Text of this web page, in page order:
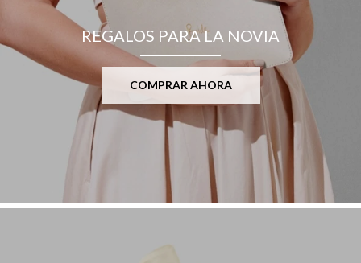
REGALOS PARA LA NOVIA
COMPRAR AHORA